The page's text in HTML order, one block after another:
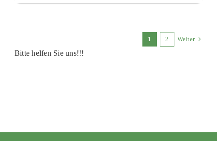
1 2 Weiter
Bitte helfen Sie uns!!!